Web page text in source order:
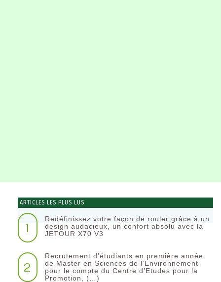
ARTICLES LES PLUS LUS
1
Redéfinissez votre façon de rouler grâce à un
design audacieux, un confort absolu avec la
JETOUR X70 V3
2
Recrutement d’étudiants en première année
de Master en Sciences de l’Environnement
pour le compte du Centre d’Etudes pour la
Promotion, (…)